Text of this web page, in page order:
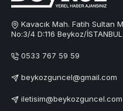
Kavacık Mah. Fatih Sultan
No:3/4 D:116 Beykoz/İSTANBUL
0533 767 59 59
beykozguncel@gmail.com
iletisim@beykozguncel.com